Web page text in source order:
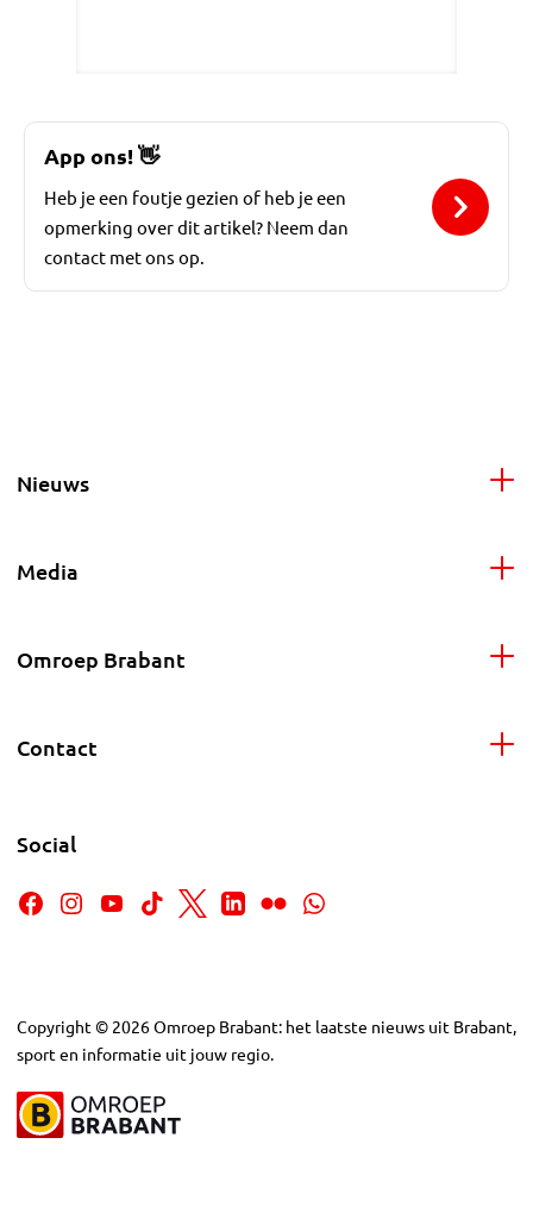
App ons!👋
Heb je een foutje gezien of heb je een
opmerking over dit artikel? Neem dan
contact met ons op.
Nieuws
Media
Omroep Brabant
Contact
Social
Copyright © 2026Omroep Brabant: het laatste nieuws uit Brabant,
sport en informatie uit jouw regio.